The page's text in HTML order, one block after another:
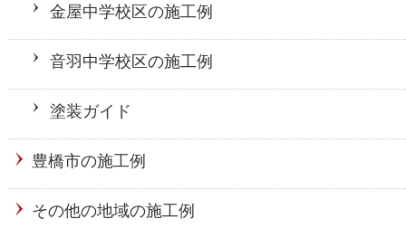
金屋中学校区の施工例
音羽中学校区の施工例
塗装ガイド
豊橋市の施工例
その他の地域の施工例